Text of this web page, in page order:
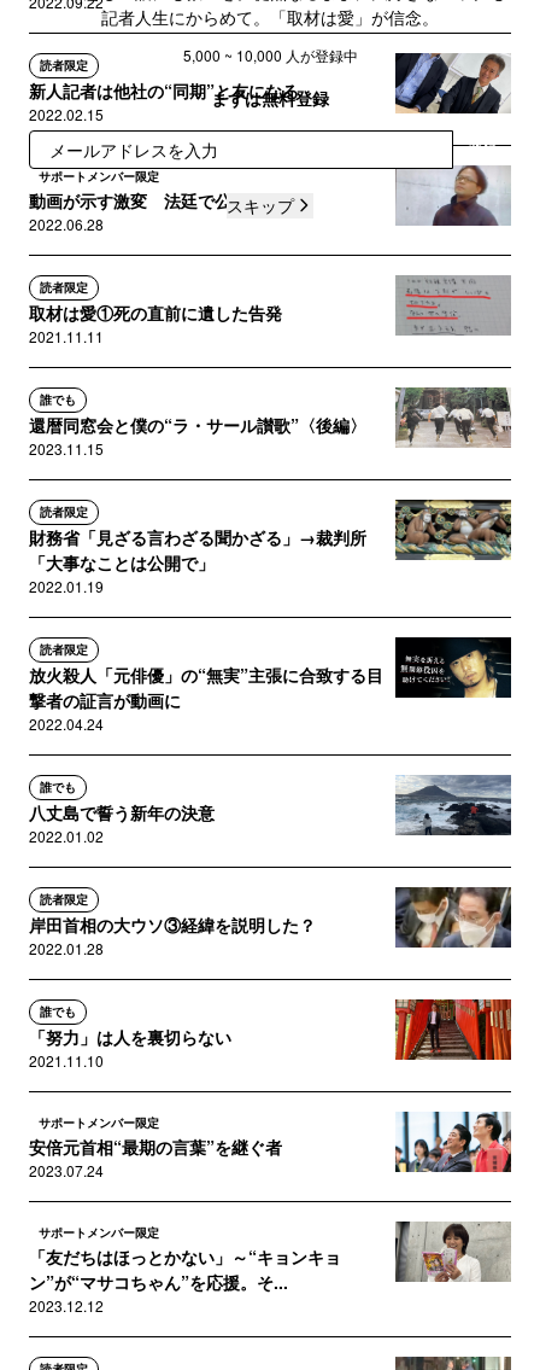
読者限定
新人記者は他社の“同期”と友になる
2022.02.15
サポートメンバー限定
動画が示す激変 法廷で公開なるか？
2022.06.28
読者限定
取材は愛①死の直前に遺した告発
2021.11.11
誰でも
還暦同窓会と僕の“ラ・サール讃歌”〈後編〉
2023.11.15
読者限定
財務省「見ざる言わざる聞かざる」→裁判所
「大事なことは公開で」
2022.01.19
読者限定
放火殺人「元俳優」の“無実”主張に合致する目
撃者の証言が動画に
2022.04.24
誰でも
八丈島で誓う新年の決意
2022.01.02
読者限定
岸田首相の大ウソ③経緯を説明した？
2022.01.28
誰でも
「努力」は人を裏切らない
2021.11.10
サポートメンバー限定
安倍元首相“最期の言葉”を継ぐ者
2023.07.24
サポートメンバー限定
「友だちはほっとかない」～“キョンキョ
ン”が“マサコちゃん”を応援。そ...
2023.12.12
記者人生にからめて。「取材は愛」が信念。
5,000 ~ 10,000 人が登録中
まずは無料登録
登録
スキップ